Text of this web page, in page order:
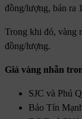
đồng/lượng, bán ra
Trong khi đó, vàng
đồng/lượng.
Giá vàng nhẫn
SJC và Phú
Bảo Tín